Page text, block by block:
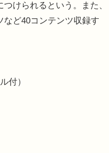
けられるという。また、
など40コンテンツ収録す
付）